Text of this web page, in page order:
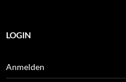
LOGIN
Anmelden